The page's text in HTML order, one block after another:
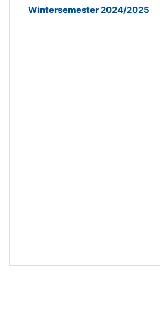
Wintersemester 2024/2025